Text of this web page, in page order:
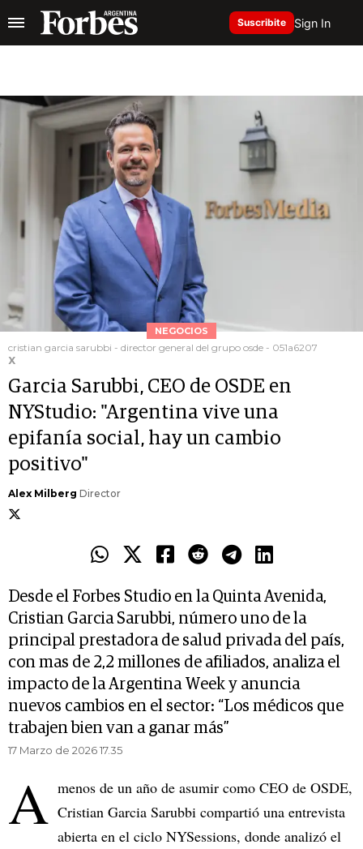
Suscribite Sign In
NEGOCIOS
cristian garcia sarubbi - director general del grupo osde - 051a6207
X
Garcia Sarubbi, CEO de OSDE en
NYStudio: "Argentina vive una
epifanía social, hay un cambio
positivo"
Alex Milberg Director
Desde el Forbes Studio en la Quinta Avenida,
Cristian Garcia Sarubbi, número uno de la
principal prestadora de salud privada del país,
con mas de 2,2 millones de afiliados, analiza el
impacto de la Argentina Week y anuncia
nuevos cambios en el sector: “Los médicos que
trabajen bien van a ganar más”
17 Marzo de 2026 17.35
A menos de un año de asumir como CEO de OSDE,
Cristian Garcia Sarubbi compartió una entrevista
abierta en el ciclo NYSessions, donde analizó el